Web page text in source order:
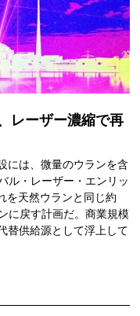
レーザー濃縮で再
には、微量のウランを含
ル・レーザー・エンリッ
を天然ウランと同じ約
に戻す計画だ。商業規模
替供給源として浮上して